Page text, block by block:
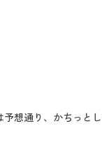
想通り、かちっと